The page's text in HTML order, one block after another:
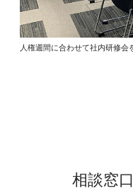
人権週間に合わせて社内研修会
相談窓